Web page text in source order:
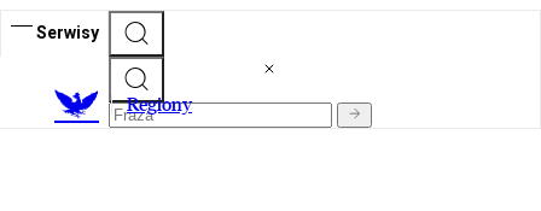
Serwisy
Regiony